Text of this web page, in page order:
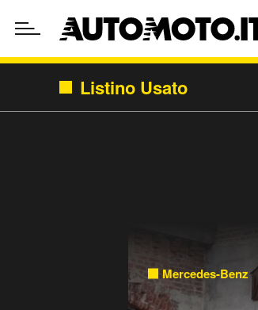
Listino Usato
Mercedes-Benz